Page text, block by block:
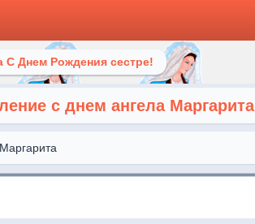
С Днем Рождения сестре!
с днем ангела Маргарита
Маргарита